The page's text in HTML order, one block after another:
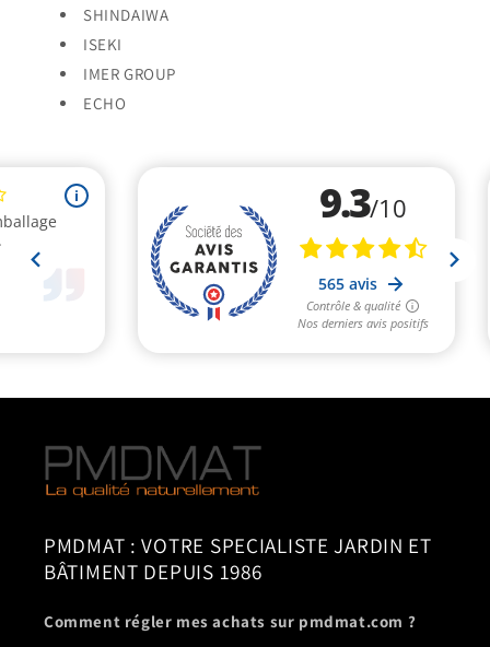
SHINDAIWA
ISEKI
IMER GROUP
ECHO
PMDMAT : VOTRE SPECIALISTE JARDIN ET
BÂTIMENT DEPUIS 1986
Comment régler mes achats sur pmdmat.com ?